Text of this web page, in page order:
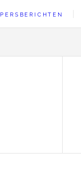
PERSBERICHTEN